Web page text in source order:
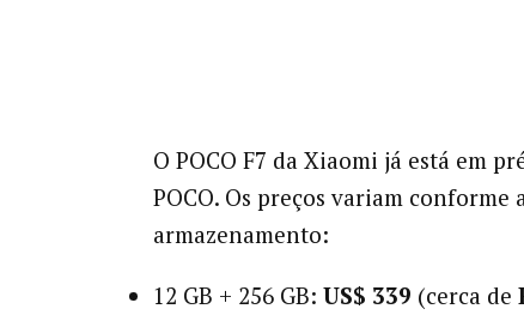
O POCO F7 da Xiaomi já está em
POCO. Os preços variam conforme
armazenamento:
12 GB + 256 GB: US$ 339 (cerca de